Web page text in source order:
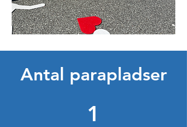
Antal parapladser
1